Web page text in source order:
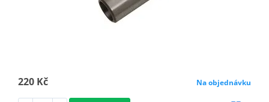
220 Kč Na objednávku